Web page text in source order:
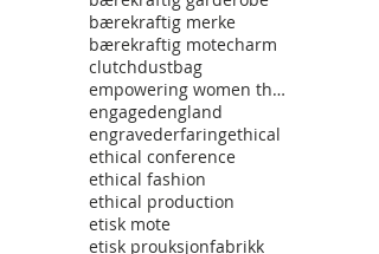
bærekraftig merke
bærekraftig motecharm
clutchdustbag
empowering women through fashon
engagedengland
engravederfaringethical
ethical conference
ethical fashion
ethical production
etisk mote
etisk prouksjonfabrikk